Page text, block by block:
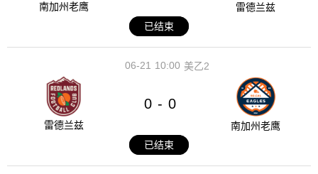
南加州老鹰
雷德兰兹
已结束
10:00
06-21 美乙2
雷德兰兹
0 - 0
南加州老鹰
已结束